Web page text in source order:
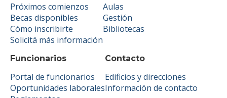
Próximos comienzos
Becas disponibles
Cómo inscribirte
Solicitá más información
Aulas
Gestión
Bibliotecas
Funcionarios
Portal de funcionarios
Oportunidades laborales
Contacto
Edificios y direcciones
Información de contacto